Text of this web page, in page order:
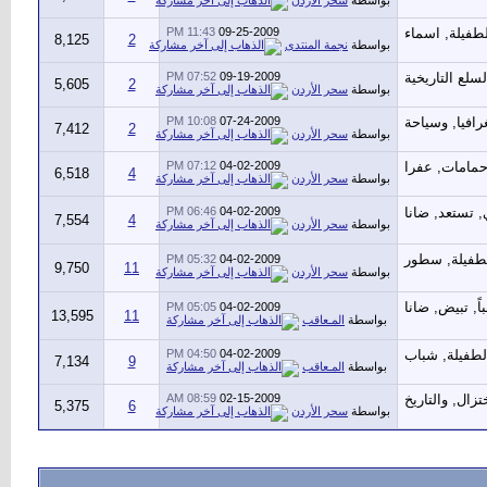
09-25-2009
11:43 PM
بواسطة نجمة المنتدى 2
8,125
09-19-2009
07:52 PM
بواسطة سحر الأردن 2
5,605
07-24-2009
10:08 PM
بواسطة سحر الأردن 2
7,412
04-02-2009
07:12 PM
بواسطة سحر الأردن 4
6,518
04-02-2009
06:46 PM
بواسطة سحر الأردن 4
7,554
04-02-2009
05:32 PM
بواسطة سحر الأردن 11
9,750
04-02-2009
05:05 PM
بواسطة المـعاقب 11
13,595
04-02-2009
04:50 PM
بواسطة المـعاقب 9
7,134
02-15-2009
08:59 AM
بواسطة سحر الأردن 6
5,375